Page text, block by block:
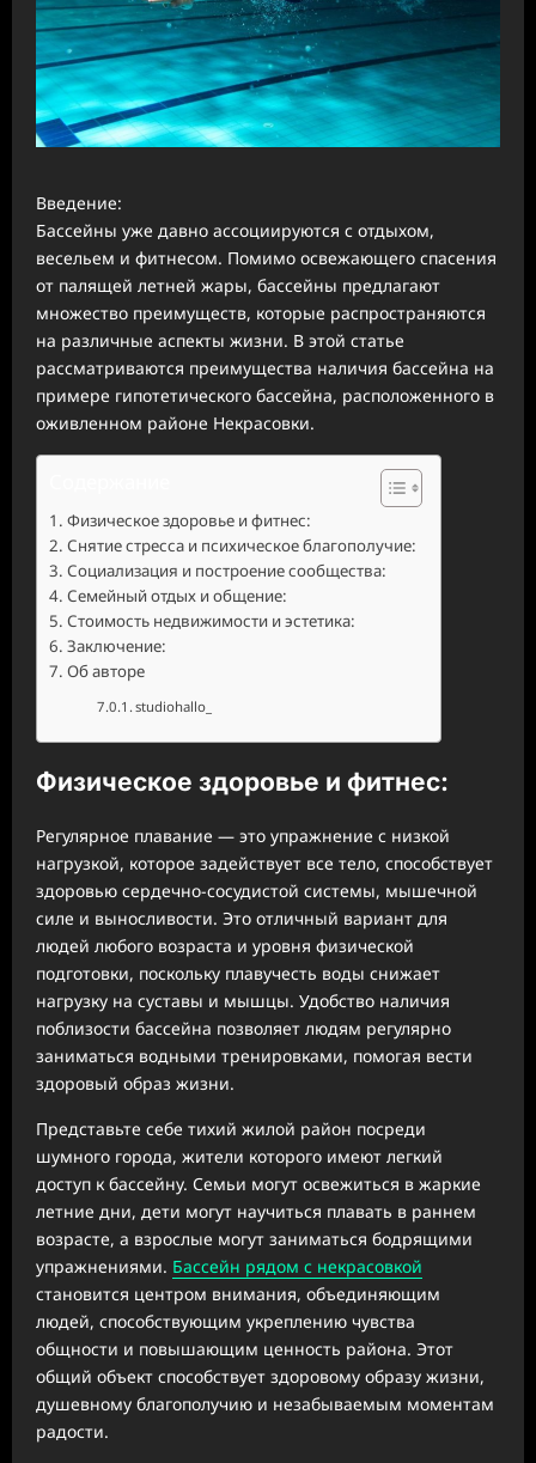
Введение:
Бассейны уже давно ассоциируются с отдыхом,
весельем и фитнесом. Помимо освежающего спасения
от палящей летней жары, бассейны предлагают
множество преимуществ, которые распространяются
на различные аспекты жизни. В этой статье
рассматриваются преимущества наличия бассейна на
примере гипотетического бассейна, расположенного в
оживленном районе Некрасовки.
Физическое здоровье и фитнес:
Снятие стресса и психическое благополучие:
Социализация и построение сообщества:
Семейный отдых и общение:
Стоимость недвижимости и эстетика:
Заключение:
Об авторе
studiohallo_
Физическое здоровье и фитнес:
Регулярное плавание — это упражнение с низкой
нагрузкой, которое задействует все тело, способствует
здоровью сердечно-сосудистой системы, мышечной
силе и выносливости. Это отличный вариант для
людей любого возраста и уровня физической
подготовки, поскольку плавучесть воды снижает
нагрузку на суставы и мышцы. Удобство наличия
поблизости бассейна позволяет людям регулярно
заниматься водными тренировками, помогая вести
здоровый образ жизни.
Представьте себе тихий жилой район посреди
шумного города, жители которого имеют легкий
доступ к бассейну. Семьи могут освежиться в жаркие
летние дни, дети могут научиться плавать в раннем
возрасте, а взрослые могут заниматься бодрящими
упражнениями. Бассейн рядом с некрасовкой
становится центром внимания, объединяющим
людей, способствующим укреплению чувства
общности и повышающим ценность района. Этот
общий объект способствует здоровому образу жизни,
душевному благополучию и незабываемым моментам
радости.